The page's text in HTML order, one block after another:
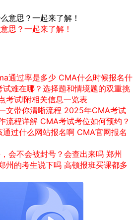
思？一起来了解！
通过率是多少 CMA什么时候报名什
试难在哪？选择题和情境题的双重挑
考试!附相关信息一览表
文带你清晰流程 2025年CMA考试
流程详解 CMA考试考位如何预约？
通过什么网站报名啊 CMA官网报名
会不会被封号？会查出来吗 郑州
州的考生说下吗 高顿报班买课都多